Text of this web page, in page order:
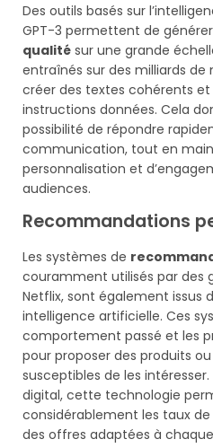
Des outils basés sur
GPT-3 permettent de
qualité sur une grande
entraînés sur des milliards
créer des textes cohérents
instructions données. Cela
possibilité de répondre
communication, tout en
personnalisation et
audiences.
Recommandations
Les systèmes de
couramment utilisés par des
Netflix, sont également issus
intelligence artificielle. Ces
comportement passé et les
pour proposer des produits
susceptibles de les
digital, cette technologie
considérablement les taux
des offres adaptées à